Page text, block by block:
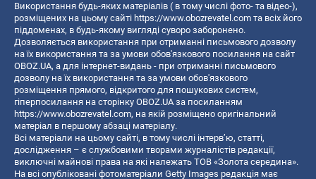
Використання будь-яких матеріалів ( в тому числі фото- та відео-),
розміщених на цьому сайті https://www.obozrevatel.com та всіх його
піддоменах, в будь-якому вигляді суворо заборонено.
Дозволяється використання при отриманні письмового дозволу
на їх використання та за умови обов'язкового посилання на сайт
OBOZ.UA, а для інтернет-видань - при отриманні письмового
дозволу на їх використання та за умови обов'язкового
розміщення прямого, відкритого для пошукових систем,
гіперпосилання на сторінку OBOZ.UA за посиланням
https://www.obozrevatel.com, на якій розміщено оригінальний
матеріал в першому абзаці матеріалу.
Всі матеріали на цьому сайті, в тому числі інтерв’ю, статті,
дослідження – є службовими творами журналістів редакції,
виключні майнові права на які належать ТОВ «Золота середина».
На всі опубліковані фотоматеріали Getty Images редакція має